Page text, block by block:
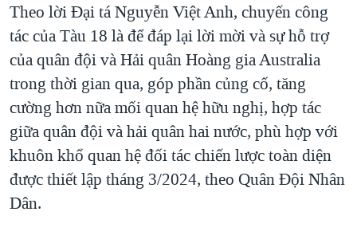
Theo lời Đại tá Nguyễn Việt Anh, chuyến công
tác của Tàu 18 là để đáp lại lời mời và sự hỗ trợ
của quân đội và Hải quân Hoàng gia Australia
trong thời gian qua, góp phần củng cố, tăng
cường hơn nữa mối quan hệ hữu nghị, hợp tác
giữa quân đội và hải quân hai nước, phù hợp với
khuôn khổ quan hệ đối tác chiến lược toàn diện
được thiết lập tháng 3/2024, theo Quân Đội Nhân
Dân.